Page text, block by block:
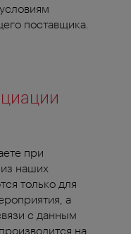
поставщика.
при
наших
только для
а
с данным
на